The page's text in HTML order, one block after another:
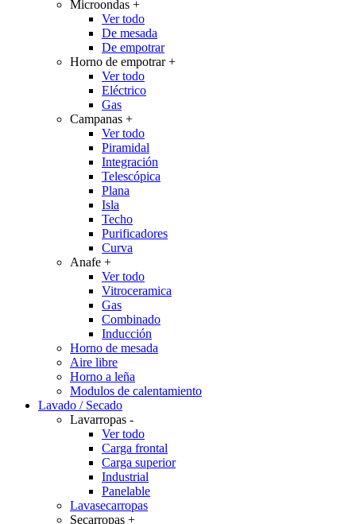
Microondas +
Ver todo
De mesada
De empotrar
Horno de empotrar+
Ver todo
Eléctrico
Gas
Campanas +
Ver todo
Piramidal
Integración
Telescópica
Plana
Isla
Techo
Purificadores
Curva
Anafe +
Ver todo
Vitroceramica
Gas
Combinado
Inducción
Horno de mesada
Aire libre
Horno a leña
Modulos de calentamiento
Lavado / Secado
Lavarropas -
Ver todo
Carga frontal
Carga superior
Industrial
Panelable
Lavasecarropas
Secarropas +